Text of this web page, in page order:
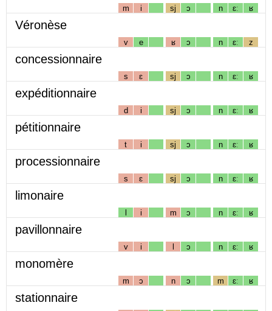
m i sj ɔ n ɛː ʁ
Véronèse
v e ʁ ɔ n ɛː z
concessionnaire
s ɛ sj ɔ n ɛː ʁ
expéditionnaire
d i sj ɔ n ɛː ʁ
pétitionnaire
t i sj ɔ n ɛː ʁ
processionnaire
s ɛ sj ɔ n ɛː ʁ
limonaire
l i m ɔ n ɛː ʁ
pavillonnaire
v i l ɔ n ɛː ʁ
monomère
m ɔ n ɔ m ɛː ʁ
stationnaire